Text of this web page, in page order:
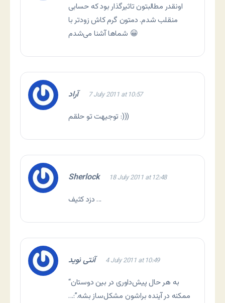
اونقدر مطالبتون تاثیرگذار بود که حسابی
منقلب شدم. دمتون گرم کاش زودتر با
شماها آشنا می‌شدم 😀
آراد 7 July 2011 at 10:57
توجیهت تو حلقم :)))
Sherlock 18 July 2011 at 12:48
دزد کثیف …
آنتی نوید 4 July 2011 at 10:49
“به هر حال پیش‌داوری در بین دوستان
ممکنه در آینده براشون مشکل‌ساز بشه.”:…